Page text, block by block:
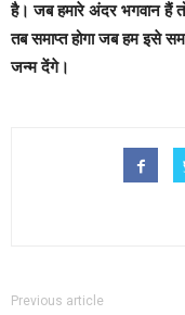
है। जब हमारे अंदर भगवान हैं
तब समाप्त होगा जब हम इसे
जन्म देंगे।
Previous article